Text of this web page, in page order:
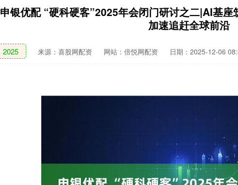
申银优配 “硬科硬客”2025年会闭门研讨之二|AI基
加速追赶全球前沿
2025 来源：喜股网配资 网站：倍悦网配资 日期：2025-12-06